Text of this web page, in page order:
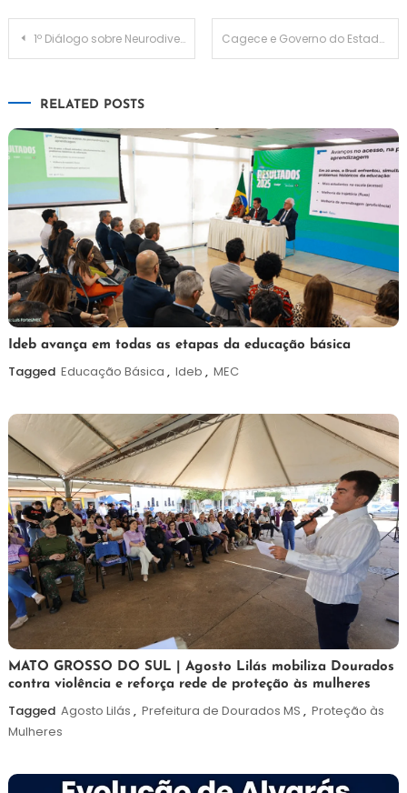
Navegação
1º Diálogo sobre Neurodiversidade é conduzido por Câmpus Florianópolis contando com transmissão on-line Cagece e Governo do Estado divulgaram investimento de 1,07 bilhão para obras de saneamento
RELATED POSTS
6
de
agosto
2026
Maurilio
Ideb avança em todas as etapas da educação básica
Tagged Educação Básica , Ideb , MEC
5
de
agosto
de
Maurilio
MATO GROSSO DO SUL | Agosto Lilás mobiliza Dourados
contra violência e reforça rede de proteção às mulheres
Tagged Agosto Lilás , Prefeitura de Dourados MS , Proteção às
Mulheres